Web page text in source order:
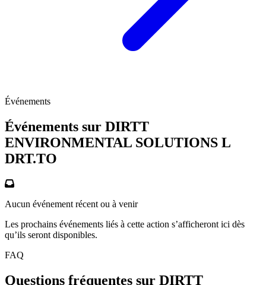
Événements
Événements sur DIRTT
ENVIRONMENTAL SOLUTIONS L
DRT.TO
Aucun événement récent ou à venir
Les prochains événements liés à cette action s’afficheront ici dès
qu’ils seront disponibles.
FAQ
Questions fréquentes sur DIRTT